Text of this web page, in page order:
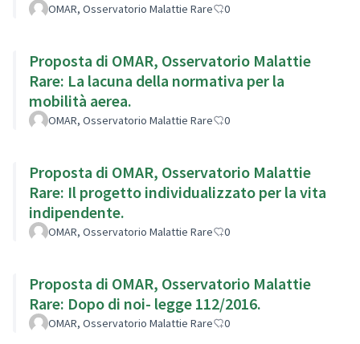
OMAR, Osservatorio Malattie Rare 0
Proposta di OMAR, Osservatorio Malattie
Rare: La lacuna della normativa per la
mobilità aerea.
OMAR, Osservatorio Malattie Rare 0
Proposta di OMAR, Osservatorio Malattie
Rare: Il progetto individualizzato per la vita
indipendente.
OMAR, Osservatorio Malattie Rare 0
Proposta di OMAR, Osservatorio Malattie
Rare: Dopo di noi- legge 112/2016.
OMAR, Osservatorio Malattie Rare 0